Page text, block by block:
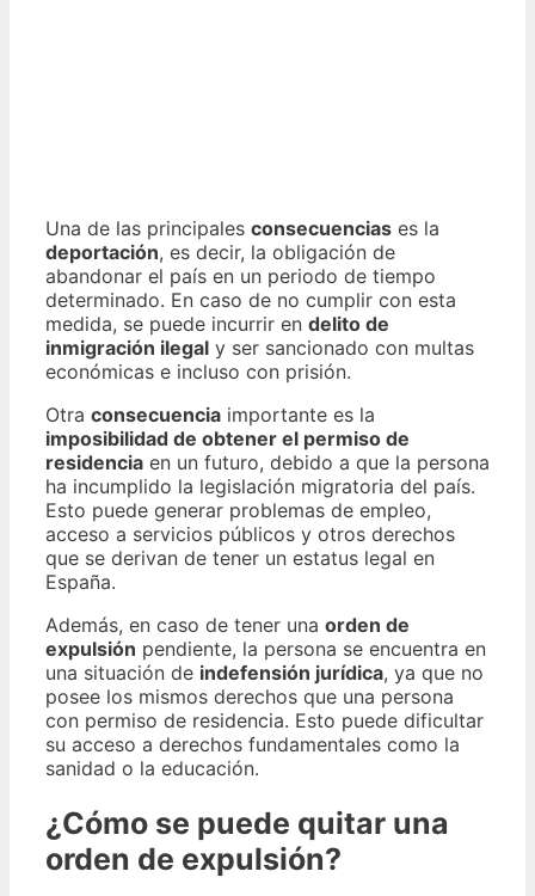
Una de las principales consecuencias es la
deportación, es decir, la obligación de
abandonar el país en un periodo de tiempo
determinado. En caso de no cumplir con esta
medida, se puede incurrir en delito de
inmigración ilegal y ser sancionado con multas
económicas e incluso con prisión.
Otra consecuencia importante es la
imposibilidad de obtener el permiso de
residencia en un futuro, debido a que la persona
ha incumplido la legislación migratoria del país.
Esto puede generar problemas de empleo,
acceso a servicios públicos y otros derechos
que se derivan de tener un estatus legal en
España.
Además, en caso de tener una orden de
expulsión pendiente, la persona se encuentra en
una situación de indefensión jurídica, ya que no
posee los mismos derechos que una persona
con permiso de residencia. Esto puede dificultar
su acceso a derechos fundamentales como la
sanidad o la educación.
¿Cómo se puede quitar una
orden de expulsión?